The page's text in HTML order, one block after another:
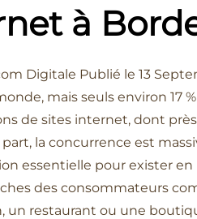
à
Digitale Publié le 13
mais seuls environ 17
de sites internet, dont
la concurrence est
essentielle pour exister
des consommateurs
un restaurant ou une